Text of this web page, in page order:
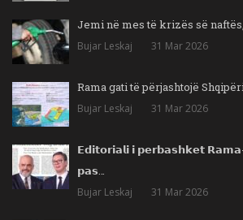
Jemi në mes të krizës së
Bujar Leskaj 31 Mar 2026
Rama gati të përjashtojë
Bujar Leskaj 31 Mar 2026
𝗘𝗱𝗶𝘁𝗼𝗿𝗶𝗮𝗹𝗶 𝗶 𝗽𝗲𝗿𝗯𝗮𝘀𝗵𝗸𝗲𝘁
𝗽𝗮𝘀…
Bujar Leskaj 31 Mar 2026